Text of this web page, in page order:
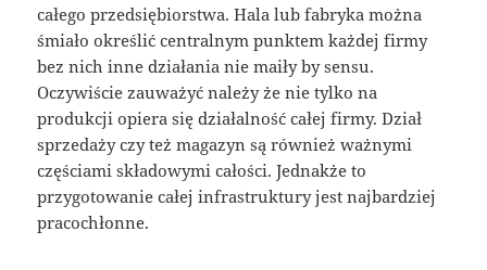
całego przedsiębiorstwa. Hala lub fabryka można
śmiało określić centralnym punktem każdej firmy
bez nich inne działania nie maiły by sensu.
Oczywiście zauważyć należy że nie tylko na
produkcji opiera się działalność całej firmy. Dział
sprzedaży czy też magazyn są również ważnymi
częściami składowymi całości. Jednakże to
przygotowanie całej infrastruktury jest najbardziej
pracochłonne.